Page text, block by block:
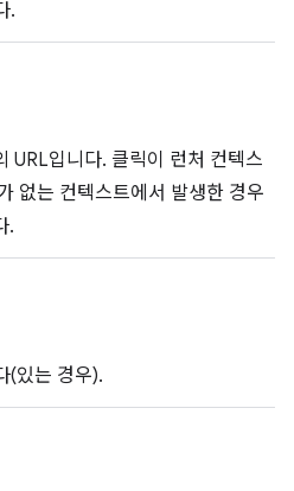
.
URL입니다. 클릭이 런처 컨텍스
없는 컨텍스트에서 발생한 경우
.
(있는 경우).